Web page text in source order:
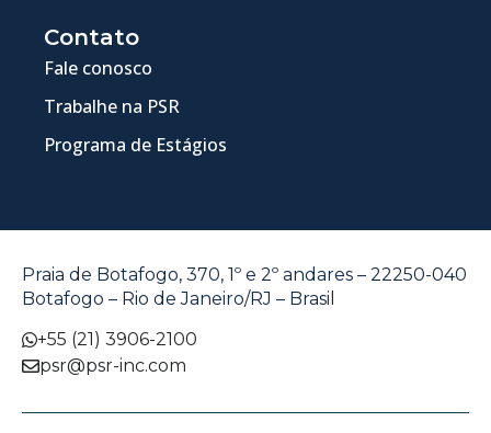
Contato
Fale conosco
Trabalhe na PSR
Programa de Estágios
Praia de Botafogo, 370, 1º e 2º andares – 22250-040
Botafogo – Rio de Janeiro/RJ – Brasil
+55 (21) 3906-2100
psr@psr-inc.com